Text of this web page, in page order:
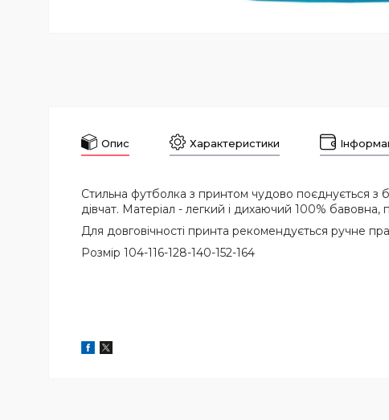
Опис Характеристики
Стильна футболка з принтом чудово поєднується з
дівчат. Матеріал - легкий і дихаючий 100%
Для довговічності принта рекомендується ручне
Розмір 104-116-128-140-152-164